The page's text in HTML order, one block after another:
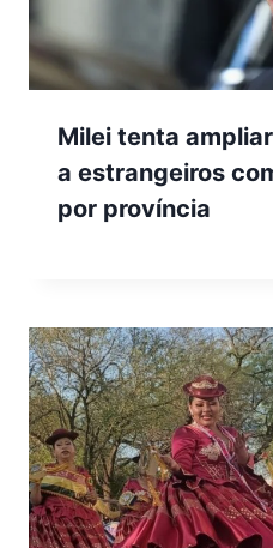
Milei tenta
a estrangeiros
por província